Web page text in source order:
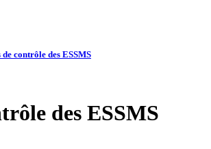
contrôle des ESSMS
des ESSMS